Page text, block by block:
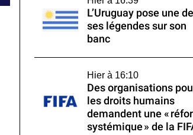
L’Uruguay pose une de
ses légendes sur son
banc
Hier à 16:10
Des organisations
les droits humains
demandent une «
systémique » de la